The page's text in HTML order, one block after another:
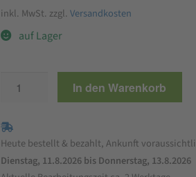
inkl. MwSt. zzgl. Versandkosten
auf Lager
Aprikosen-
330g,
wie
hausgemacht!
In den Warenkorb
Heute bestellt & bezahlt, Ankunft
Dienstag, 11.8.2026 bis Donnerstag, 13.8.2026